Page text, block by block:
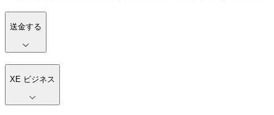
送金する
XE ビジネス